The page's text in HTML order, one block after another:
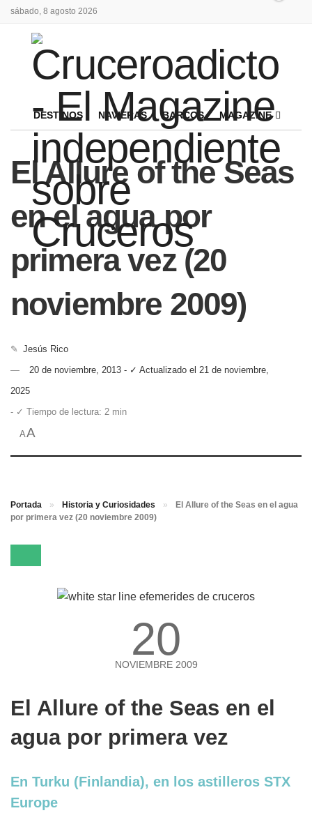
sábado, 8 agosto 2026
DESTINOS NAVIERAS BARCOS MAGAZINE
El Allure of the Seas
en el agua por
primera vez (20
noviembre 2009)
✎ Jesús Rico
20 de noviembre, 2013 - ✓ Actualizado el 21 de noviembre,
2025
- ✓ Tiempo de lectura: 2 min
AA
Portada » Historia y Curiosidades »
El Allure of the Seas en el agua
por primera vez (20 noviembre 2009)
20
NOVIEMBRE 2009
El Allure of the Seas en el
agua por primera vez
En Turku (Finlandia), en los astilleros STX
Europe